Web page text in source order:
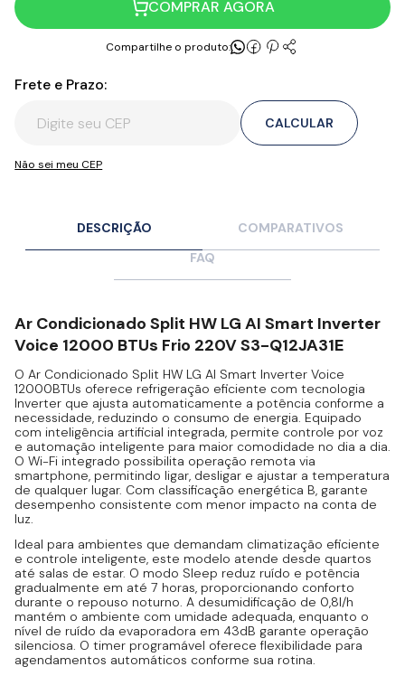
COMPRAR AGORA
Compartilhe o produto:
Frete e Prazo:
CALCULAR
Não sei meu CEP
DESCRIÇÃO
COMPARATIVOS
FAQ
Ar Condicionado Split HW LG AI Smart Inverter
Voice 12000 BTUs Frio 220V S3-Q12JA31E
O Ar Condicionado Split HW LG AI Smart Inverter Voice
12000BTUs oferece refrigeração eficiente com tecnologia
Inverter que ajusta automaticamente a potência conforme a
necessidade, reduzindo o consumo de energia. Equipado
com inteligência artificial integrada, permite controle por voz
e automação inteligente para maior comodidade no dia a dia.
O Wi-Fi integrado possibilita operação remota via
smartphone, permitindo ligar, desligar e ajustar a temperatura
de qualquer lugar. Com classificação energética B, garante
desempenho consistente com menor impacto na conta de
luz.
Ideal para ambientes que demandam climatização eficiente
e controle inteligente, este modelo atende desde quartos
até salas de estar. O modo Sleep reduz ruído e potência
gradualmente em até 7 horas, proporcionando conforto
durante o repouso noturno. A desumidificação de 0,8l/h
mantém o ambiente com umidade adequada, enquanto o
nível de ruído da evaporadora em 43dB garante operação
silenciosa. O timer programável oferece flexibilidade para
agendamentos automáticos conforme sua rotina.